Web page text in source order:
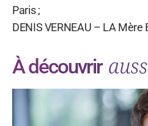
Paris ;
DENIS VERNEAU – LA Mère
À découvrir